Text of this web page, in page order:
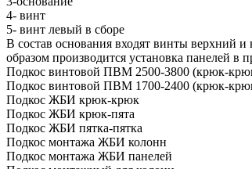
4- винт
5- винт левый в сборе
В состав основания входят винты верхний
образом производится установка панелей в
Подкос винтовой ПВМ 2500-3800 (крюк-
Подкос винтовой ПВМ 1700-2400 (крюк-
Подкос ЖБИ крюк-крюк
Подкос ЖБИ крюк-пята
Подкос ЖБИ пятка-пятка
Подкос монтажа ЖБИ колонн
Подкос монтажа ЖБИ панелей